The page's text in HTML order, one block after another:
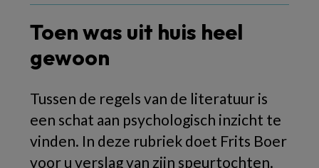
Toen was uit huis heel
gewoon
Tussen de regels van de literatuur is
een schat aan psychologisch inzicht te
vinden. In deze rubriek doet Frits Boer
voor u verslag van zijn speurtochten.